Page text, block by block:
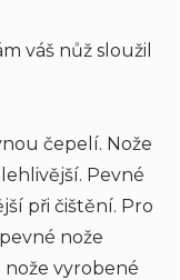
váš nůž sloužil
čepelí. Nože
Pevné
při čištění. Pro
nože
nože vyrobené